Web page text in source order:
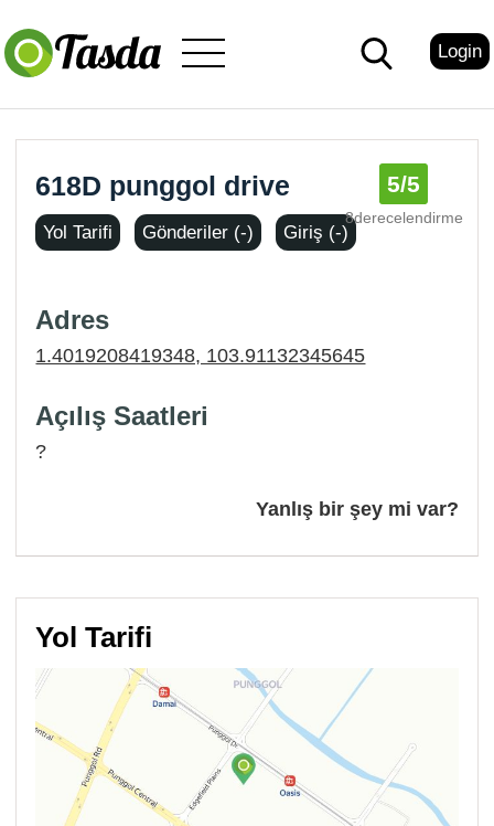
Login
618D punggol drive 5/5
8derecelendirme
Yol Tarifi Gönderiler (-) Giriş (-)
Adres
1.4019208419348, 103.91132345645
Açılış Saatleri
?
Yanlış bir şey mi var?
Yol Tarifi